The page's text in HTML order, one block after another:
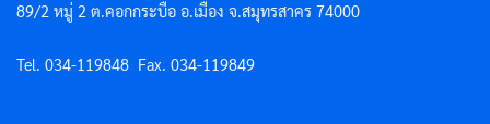
89/2 หมู่ 2 ต.คอกกระบือ อ.เมือง จ.สมุทรสาคร 74000
Tel. 034-119848 Fax. 034-119849